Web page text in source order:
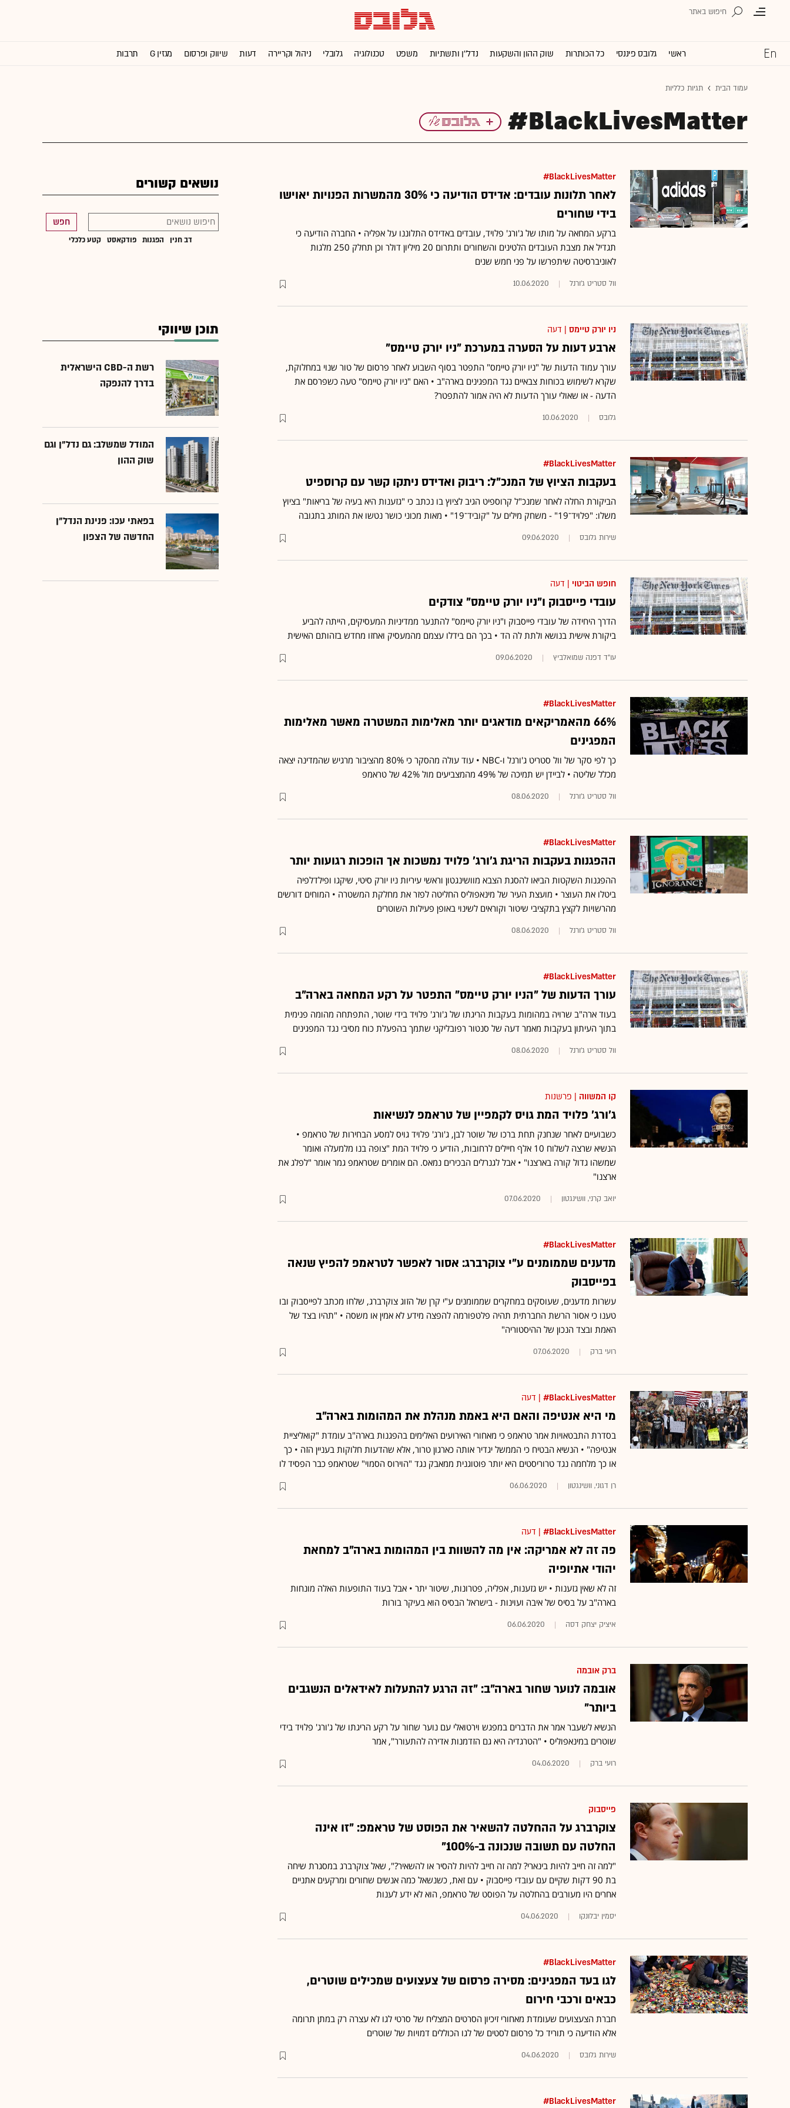
ראשי גלובס פיננסי כל הכותרות שוק ההון והשקעות נדל''ן ותשתיות משפט טכנולוגיה גלובלי ניהול וקריירה דעות שיווק ופרסום מגזין G תרבות
עמוד הבית תגיות כלליות
BlackLivesMatter#
BlackLivesMatter#
לאחר תלונות עובדים: אדידס הודיעה כי 30% מהמשרות הפנויות יאוישו
בידי שחורים
ברקע המחאה על מותו של ג'ורג' פלויד, עובדים באדידס התלוננו על אפליה • החברה הודיעה כי
תגדיל את מצבת העובדים הלטינים והשחורים ותתרום 20 מיליון דולר וכן תחלק 250 מלגות
לאוניברסיטה שיתפרשו על פני חמש שנים
וול סטריט ג'ורנל 10.06.2020
ניו יורק טיימס | דעה
ארבע דעות על הסערה במערכת "ניו יורק טיימס"
עורך עמוד הדעות של "ניו יורק טיימס" התפטר בסוף השבוע לאחר פרסום של טור שנוי במחלוקת,
שקרא לשימוש בכוחות צבאיים נגד המפגינים בארה"ב • האם "ניו יורק טיימס" טעה כשפרסם את
הדעה - או שאולי עורך הדעות לא היה אמור להתפטר?
גלובס 10.06.2020
BlackLivesMatter#
בעקבות הציוץ של המנכ"ל: ריבוק ואדידס ניתקו קשר עם קרוספיט
הביקורת החלה לאחר שמנכ"ל קרוספיט הגיב לציוץ בו נכתב כי "גזענות היא בעיה של בריאות" בציוץ
משלו: "פלויד־19" - משחק מילים על "קוביד־19" • מאות מכוני כושר נטשו את המותג בתגובה
שירות גלובס 09.06.2020
חופש הביטוי | דעה
עובדי פייסבוק ו"ניו יורק טיימס" צודקים
הדרך היחידה של עובדי פייסבוק ו"ניו יורק טיימס" להתנער ממדיניות המעסיקים, הייתה להביע
ביקורת אישית בנושא ולתת לה הד • בכך הם בידלו עצמם מהמעסיק ואחזו מחדש בזהותם האישית
עו"ד דפנה שמואלביץ 09.06.2020
BlackLivesMatter#
66% מהאמריקאים מודאגים יותר מאלימות המשטרה מאשר מאלימות
המפגינים
כך לפי סקר של וול סטריט ג'ורנל ו-NBC • עוד עולה מהסקר כי 80% מהציבור מרגיש שהמדינה יצאה
מכלל שליטה • לביידן יש תמיכה של 49% מהמצביעים מול 42% של טראמפ
וול סטריט ג'ורנל 08.06.2020
BlackLivesMatter#
ההפגנות בעקבות הריגת ג'ורג' פלויד נמשכות אך הופכות רגועות יותר
ההפגנות השקטות הביאו להסגת הצבא מוושינגטון וראשי עיריות ניו יורק סיטי, שיקגו ופילדלפיה
ביטלו את העוצר • מועצת העיר של מינאפוליס החליטה לפזר את מחלקת המשטרה • המוחים דורשים
מהרשויות לקצץ בתקציבי שיטור וקוראים לשינוי באופן פעילות השוטרים
וול סטריט ג'ורנל 08.06.2020
BlackLivesMatter#
עורך הדעות של "הניו יורק טיימס" התפטר על רקע המחאה בארה"ב
בעוד ארה"ב שרויה במהומות בעקבות הריגתו של ג'ורג' פלויד בידי שוטר, התפתחה מהומה פנימית
בתוך העיתון בעקבות מאמר דעה של סנטור רפובליקני שתמך בהפעלת כוח מסיבי נגד המפגינים
וול סטריט ג'ורנל 08.06.2020
קו המשווה | פרשנות
ג'ורג' פלויד המת גויס לקמפיין של טראמפ לנשיאות
כשבועיים לאחר שנחנק תחת ברכו של שוטר לבן, ג'ורג' פלויד גויס למסע הבחירות של טראמפ •
הנשיא שרצה לשלוח 10 אלף חיילים לרחובות, הודיע כי פלויד המת "צופה בנו מלמעלה ואומר
שמשהו גדול קורה בארצנו" • אבל לגנרלים הבכירים נמאס. הם אומרים שטראמפ גמר אומר "לפלג את
ארצנו"
יואב קרני, וושינגטון 07.06.2020
BlackLivesMatter#
מדענים שממומנים ע"י צוקרברג: אסור לאפשר לטראמפ להפיץ שנאה
בפייסבוק
עשרות מדענים, שעוסקים במחקרים שממומנים ע"י קרן של הזוג צוקרברג, שלחו מכתב לפייסבוק ובו
טענו כי אסור הרשת החברתית תהיה פלטפורמה להפצה מידע לא אמין או משסה • "תהיו בצד של
האמת ובצד הנכון של ההיסטוריה"
רועי ברק 07.06.2020
BlackLivesMatter# | דעה
מי היא אנטיפה והאם היא באמת מנהלת את המהומות בארה"ב
בסדרת התבטאויות אמר טראמפ כי מאחורי האירועים האלימים בהפגנות בארה"ב עומדת "קואליציית
אנטיפה" • הנשיא הבטיח כי הממשל יגדיר אותה כארגון טרור, אלא שהדעות חלוקות בעניין הזה • כך
או כך מלחמה נגד טרוריסטים היא יותר פוטוגנית ממאבק נגד "הוירוס הסמוי" שטראמפ כבר הפסיד לו
רן דגוני, וושינגטון 06.06.2020
BlackLivesMatter# | דעה
פה זה לא אמריקה: אין מה להשוות בין המהומות בארה"ב למחאת
יהודי אתיופיה
זה לא שאין גזענות • יש גזענות, אפליה, פטרונות, שיטור יתר • אבל בעוד התופעות האלה מונחות
בארה"ב על בסיס של איבה ועוינות - בישראל הבסיס הוא בעיקר בורות
איציק יצחק דסה 06.06.2020
ברק אובמה
אובמה לנוער שחור בארה"ב: "זה הרגע להתעלות לאידאלים הנשגבים
ביותר"
הנשיא לשעבר אמר את הדברים במפגש וירטואלי עם נוער שחור על רקע הריגתו של ג'ורג' פלויד בידי
שוטרים במינאפוליס • "הטרגדיה היא גם הזדמנות אדירה להתעורר", אמר
רועי ברק 04.06.2020
פייסבוק
צוקרברג על ההחלטה להשאיר את הפוסט של טראמפ: "זו אינה
החלטה עם תשובה שנכונה ב-100%"
"למה זה חייב להיות בינארי? למה זה חייב להיות להסיר או להשאיר?", שאל צוקרברג במסגרת שיחה
בת 90 דקות שקיים עם עובדי פייסבוק • עם זאת, כשנשאל כמה אנשים שחורים ומרקעים אתניים
אחרים היו מעורבים בהחלטה על הפוסט של טראמפ, הוא לא ידע לענות
יסמין יבלונקו 04.06.2020
BlackLivesMatter#
לגו בעד המפגינים: מסירה פרסום של צעצועים שמכילים שוטרים,
כבאים ורכבי חירום
חברת הצעצועים שעומדת מאחורי זיכיון הסרטים המצליח של סרטי לגו לא עצרה רק במתן תרומה
אלא הודיעה כי תוריד כל פרסום לסטים של לגו הכוללים דמויות של שוטרים
שירות גלובס 04.06.2020
BlackLivesMatter#
נושאים קשורים
חפש
דב חנין הפגנות פודקאסט קטע כלכלי
תוכן שיווקי
רשת ה-CBD הישראלית
בדרך להנפקה
המודל שמשלב: גם נדל"ן וגם
שוק ההון
בפאתי עכו: פנינת הנדל"ן
החדשה של הצפון